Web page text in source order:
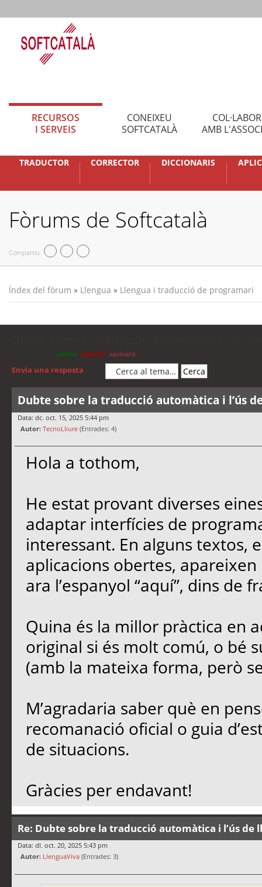
RECURSOS
I SERVEIS
CONEIXEU
SOFTCATALÀ
AMB
TRADUCTOR CORRECTOR DICCIONARIS
Fòrums de Softcatalà
Compartiu
Índex del fòrum » Llengua » Llengua i traducció de programari
jordis cubells xavivars
Envia una resposta
Dubte sobre la traducció automàtica i l’ús
Data: dc. oct. 15, 2025 5:44 pm
Autor: TecnoLliure (Entrades: 4)
Hola a tothom,
He estat provant diverses
adaptar interfícies de
interessant. En alguns textos,
aplicacions obertes,
ara l’espanyol “aquí”, dins de
Quina és la millor pràctica en
original si és molt comú, o bé
(amb la mateixa forma, però
M’agradaria saber què en
recomanació oficial o guia
de situacions.
Gràcies per endavant!
Re: Dubte sobre la traducció automàtica i l’ús de
Data: dl. oct. 20, 2025 5:43 pm
Autor: LlenguaViva (Entrades: 3)